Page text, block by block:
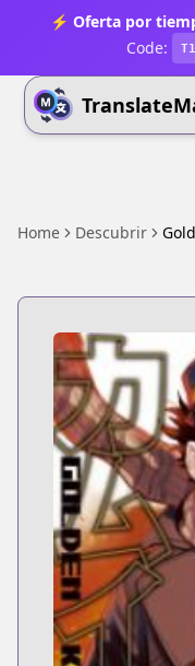
⚡ Oferta por
Code:
Home Descubrir